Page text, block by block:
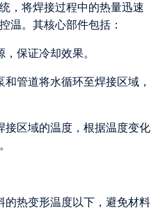
，将焊接过程中的热量迅速
温。其核心部件包括：
保证冷却效果。
管道将水循环至焊接区域，
接区域的温度，根据温度变化
的热变形温度以下，避免材料